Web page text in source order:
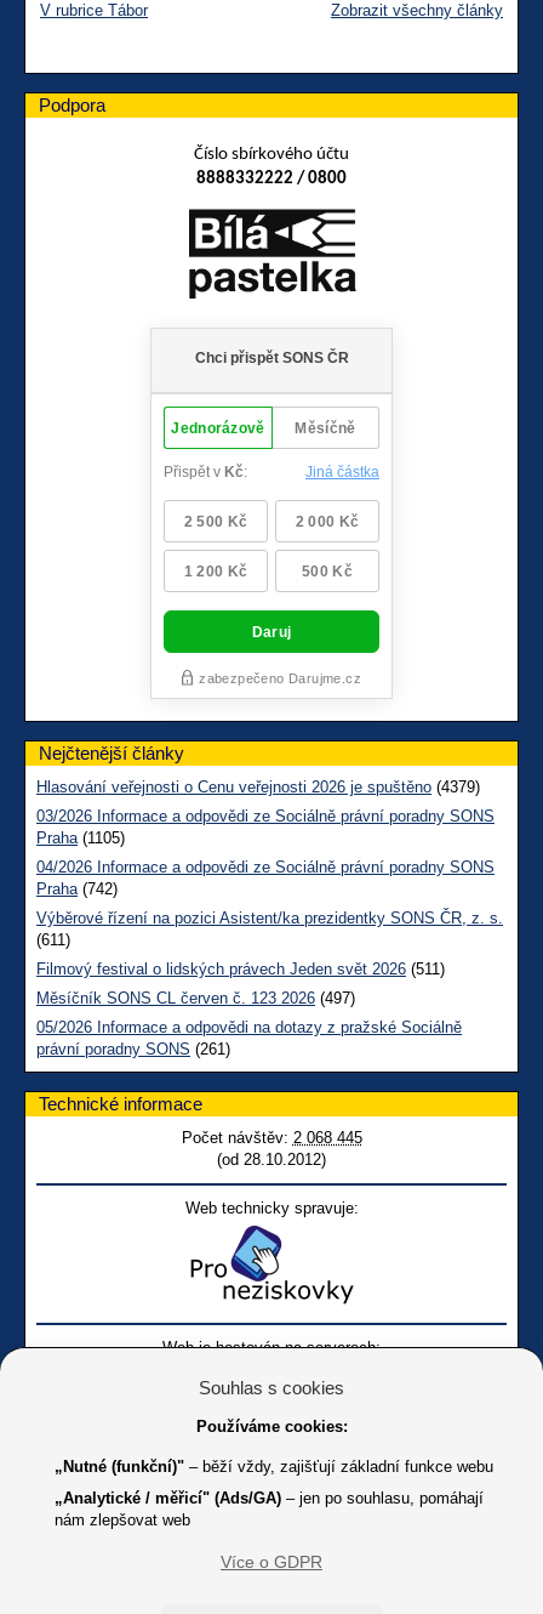
V rubrice Tábor Zobrazit všechny články
Podpora
Číslo sbírkového účtu
8888332222 / 0800
Nejčtenější články
Hlasování veřejnosti o Cenu veřejnosti 2026 je spuštěno (4379)
03/2026 Informace a odpovědi ze Sociálně právní poradny SONS
Praha(1105)
04/2026 Informace a odpovědi ze Sociálně právní poradny SONS
Praha(742)
Výběrové řízení na pozici Asistent/ka prezidentky SONS ČR, z. s.
(611)
Filmový festival o lidských právech Jeden svět 2026 (511)
Měsíčník SONS CL červen č. 123 2026 (497)
05/2026 Informace a odpovědi na dotazy z pražské Sociálně
právní poradny SONS (261)
Technické informace
Počet návštěv: 2 068 445
(od 28.10.2012)
Web technicky spravuje:
Web je hostován na serverech:
Online
Youtube SONS
Souhlas s cookies
Používáme cookies:
„Nutné (funkční)" – běží vždy, zajišťují základní funkce webu
„Analytické / měřicí" (Ads/GA) – jen po souhlasu, pomáhají
nám zlepšovat web
Více o GDPR